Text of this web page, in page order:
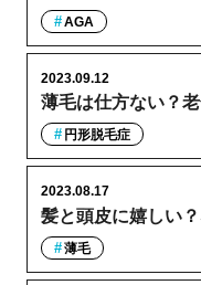
AGA
薄毛は仕方ない？
2023.09.12
円形脱毛症
髪と頭皮に嬉しい
2023.08.17
薄毛